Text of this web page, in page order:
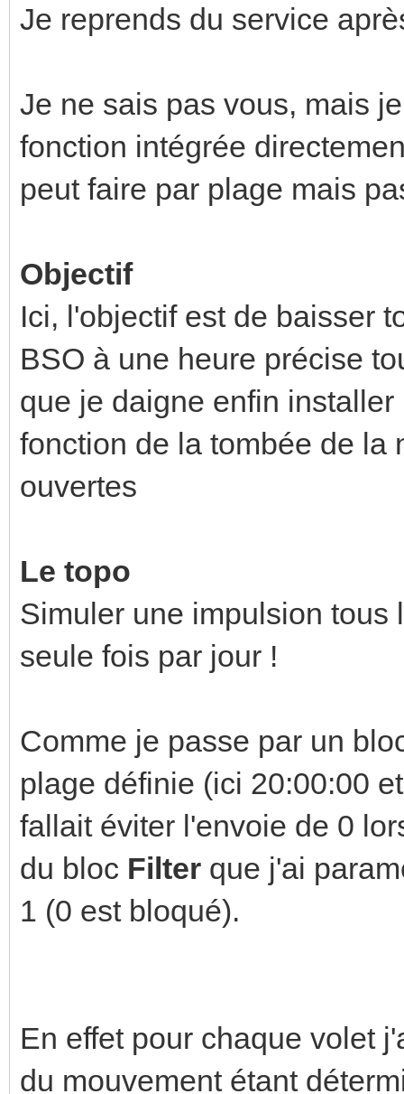
Je reprends du service
Je ne sais pas vous, mais
fonction intégrée
peut faire par plage mais
Objectif
Ici, l'objectif est de baisser
BSO à une heure précise
que je daigne enfin
fonction de la tombée de la
ouvertes
Le topo
Simuler une impulsion tous
seule fois par jour !
Comme je passe par un
plage définie (ici 20:00:00
fallait éviter l'envoie de 0
du bloc Filter que j'ai
1 (0 est bloqué).
En effet pour chaque volet
du mouvement étant